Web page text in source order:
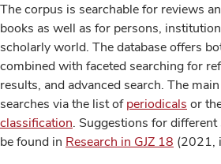
The corpus is searchable for reviews
books as well as for persons,
scholarly world. The database offers
combined with faceted searching for
results, and advanced search. The
searches via the list ofperiodicals or
classification. Suggestions for different
be found in Research in GJZ 18 (2021,